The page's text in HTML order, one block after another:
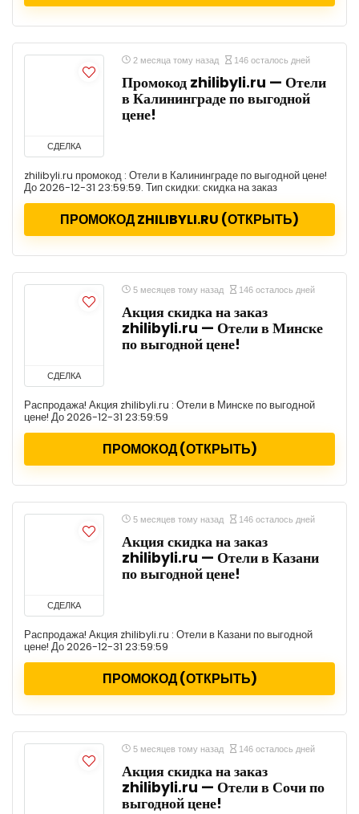
СДЕЛКА
2 месяца тому назад 146 осталось дней
Промокод zhilibyli.ru — Отели
в Калининграде по выгодной
цене!
zhilibyli.ru промокод : Отели в Калининграде по выгодной цене!
До 2026-12-31 23:59:59. Тип скидки: скидка на заказ
ПРОМОКОД ZHILIBYLI.RU (ОТКРЫТЬ)
СДЕЛКА
5 месяцев тому назад 146 осталось дней
Акция скидка на заказ
zhilibyli.ru — Отели в Минске
по выгодной цене!
Распродажа! Акция zhilibyli.ru : Отели в Минске по выгодной
цене! До 2026-12-31 23:59:59
ПРОМОКОД (ОТКРЫТЬ)
СДЕЛКА
5 месяцев тому назад 146 осталось дней
Акция скидка на заказ
zhilibyli.ru — Отели в Казани
по выгодной цене!
Распродажа! Акция zhilibyli.ru : Отели в Казани по выгодной
цене! До 2026-12-31 23:59:59
ПРОМОКОД (ОТКРЫТЬ)
5 месяцев тому назад 146 осталось дней
Акция скидка на заказ
zhilibyli.ru — Отели в Сочи по
выгодной цене!